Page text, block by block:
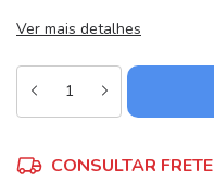
Ver mais detalhes
Entregas para o CEP:
CONSULTAR FRETE